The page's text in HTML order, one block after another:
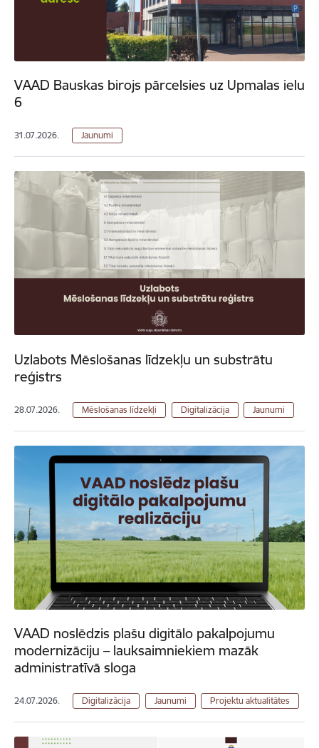
VAAD Bauskas birojs pārcelsies uz Upmalas ielu
6
31.07.2026. Jaunumi
Uzlabots Mēslošanas līdzekļu un substrātu
reģistrs
28.07.2026. Mēslošanas līdzekļi Digitalizācija Jaunumi
VAAD noslēdzis plašu digitālo pakalpojumu
modernizāciju – lauksaimniekiem mazāk
administratīvā sloga
24.07.2026. Digitalizācija Jaunumi Projektu aktualitātes